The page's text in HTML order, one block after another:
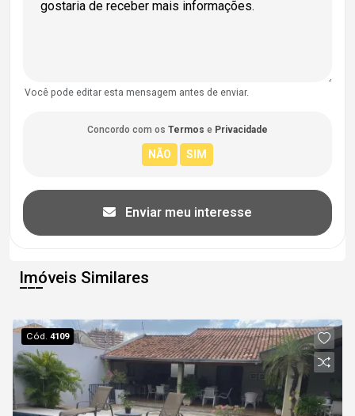
Você pode editar esta mensagem antes de enviar.
Concordo com os Termos e Privacidade
Enviar meu interesse
Imóveis Similares
Cód.4109